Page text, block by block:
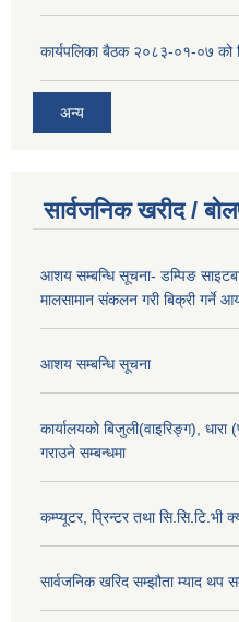
कार्यपलिका बैठक २०८३-०१-०७ को
अन्य
सार्वजनिक खरीद /
आशय सम्बन्धि सूचना- डम्पिङ
मालसामान संकलन गरी बिक्री गर्ने
आशय सम्बन्धि सूचना
कार्यालयको बिजुली(वाइरिङ्ग),
गराउने सम्बन्धमा
कम्प्यूटर, प्रिन्टर तथा सि.सि.टि.भी
सार्वजनिक खरिद सम्झौता म्याद थप